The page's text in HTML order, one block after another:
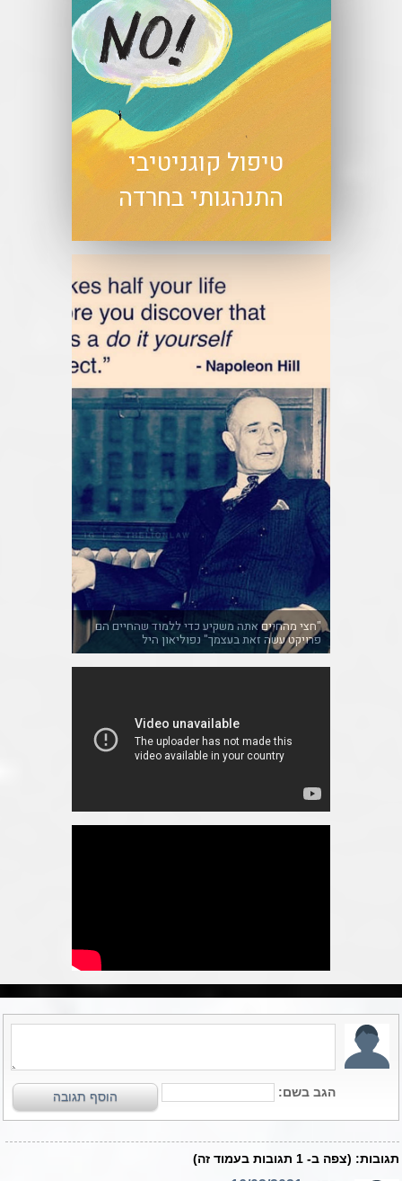
טיפול קוגניטיבי
התנהגותי בחרדה